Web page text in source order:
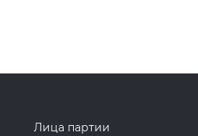
Лица партии